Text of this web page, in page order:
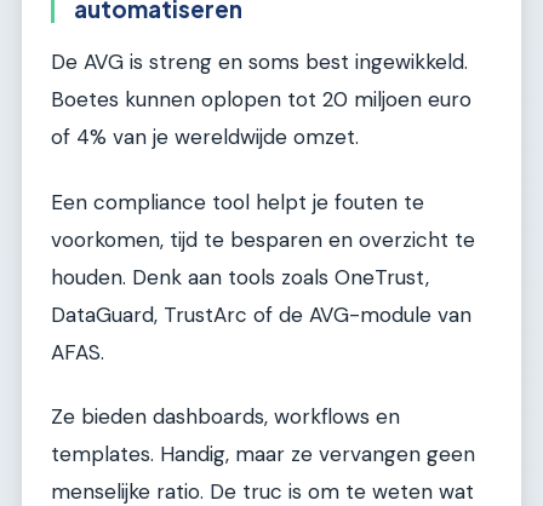
automatiseren
De AVG is streng en soms best ingewikkeld.
Boetes kunnen oplopen tot 20 miljoen euro
of 4% van je wereldwijde omzet.
Een compliance tool helpt je fouten te
voorkomen, tijd te besparen en overzicht te
houden. Denk aan tools zoals OneTrust,
DataGuard, TrustArc of de AVG-module van
AFAS.
Ze bieden dashboards, workflows en
templates. Handig, maar ze vervangen geen
menselijke ratio. De truc is om te weten wat